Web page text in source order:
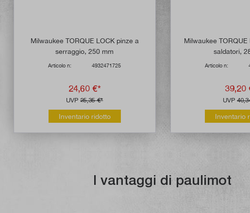
Milwaukee TORQUE LOCK pinze a
serraggio, 250 mm
Articolo n: 4932471725
24,60 €*
UVP25,35 €*
Inventario ridotto
Milwaukee
saldatori,
Articolo n:
39,20
UVP
Inventario
I vantaggi di paulimot